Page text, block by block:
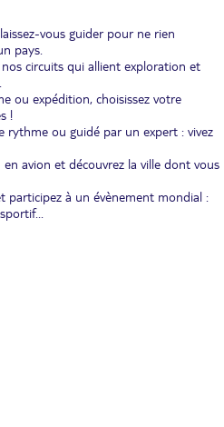
vous guider pour ne rien
pays.
nos circuits qui allient exploration et
ou expédition, choisissez votre
!
rythme ou guidé par un expert : vivez
avion et découvrez la ville dont vous
participez à un évènement mondial :